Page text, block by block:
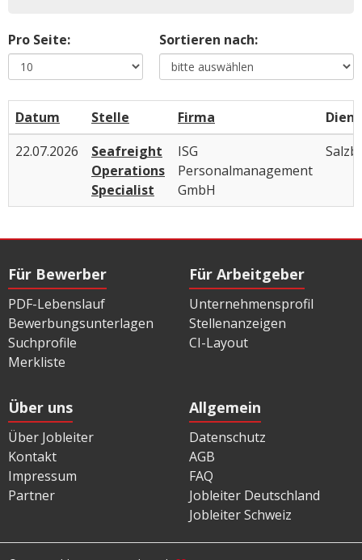
Pro Seite: Sortieren nach:
Datum Stelle Firma
22.07.2026
Seafreight
Operations
Specialist
ISG
Personalmanagement
GmbH
Für Bewerber
PDF-Lebenslauf
Bewerbungsunterlagen
Suchprofile
Merkliste
Für Arbeitgeber
Unternehmensprofil
Stellenanzeigen
CI-Layout
Über uns
Über Jobleiter
Kontakt
Impressum
Partner
Allgemein
Datenschutz
AGB
FAQ
Jobleiter Deutschland
Jobleiter Schweiz